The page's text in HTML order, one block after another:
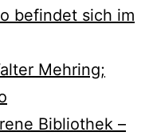
befindet sich im
Mehring;
Bibliothek –